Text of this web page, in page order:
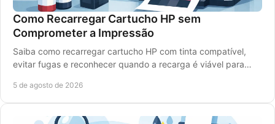
Como Recarregar Cartucho HP sem
Comprometer a Impressão
Saiba como recarregar cartucho HP com tinta compatível,
evitar fugas e reconhecer quando a recarga é viável para
5 de agosto de 2026